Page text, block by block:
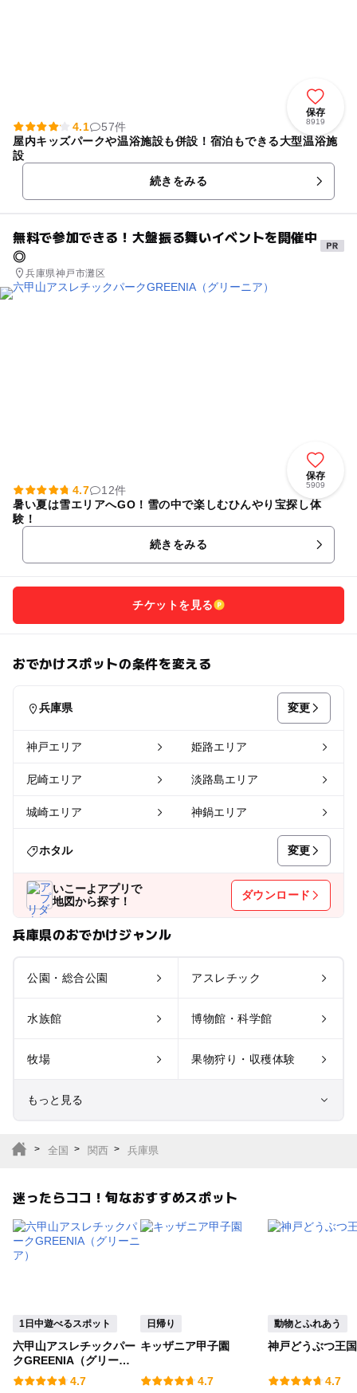
保存
8919
4.1
57件
屋内キッズパークや温浴施設も併設！宿泊もできる大型温浴施
設
続きをみる
無料で参加できる！大盤振る舞いイベントを開催中
◎
兵庫県神戸市灘区
保存
5909
4.7
12件
暑い夏は雪エリアへGO！雪の中で楽しむひんやり宝探し体
験！
続きをみる
チケットを見る
おでかけスポットの条件を変える
兵庫県 変更
神戸エリア 姫路エリア
尼崎エリア 淡路島エリア
城崎エリア 神鍋エリア
ホタル 変更
いこーよアプリで
地図から探す！
ダウンロード
兵庫県のおでかけジャンル
公園・総合公園 アスレチック
水族館 博物館・科学館
牧場 果物狩り・収穫体験
もっと見る
サファリパーク
植物園・フラワーパー
ク
釣り
いちご狩り
全国 関西 兵庫県
迷ったらココ！旬なおすすめスポット
1日中遊べるスポット
六甲山アスレチックパー
クGREENIA（グリーニ
ア）
4.7
日帰り
キッザニア甲子園
4.7
動物とふれあう
神戸どうぶつ王国
4.7